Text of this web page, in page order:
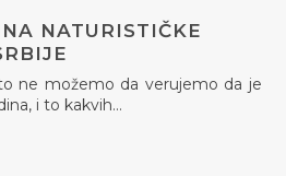
NATURISTIČKE
ne možemo da verujemo da je
i to kakvih…